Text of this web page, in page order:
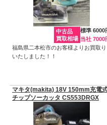
中古品
買取相場
標準 6000
当社 7000
福島県二本松市のお客様よりお買取り
いたしました！！
マキタ(makita) 18V 150mm充電
チップソーカッタ CS553DRGX